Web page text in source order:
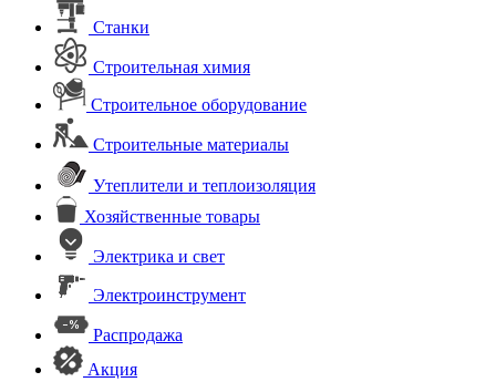
Станки
Строительная химия
Строительное оборудование
Строительные материалы
Утеплители и теплоизоляция
Хозяйственные товары
Электрика и свет
Электроинструмент
Распродажа
Акция